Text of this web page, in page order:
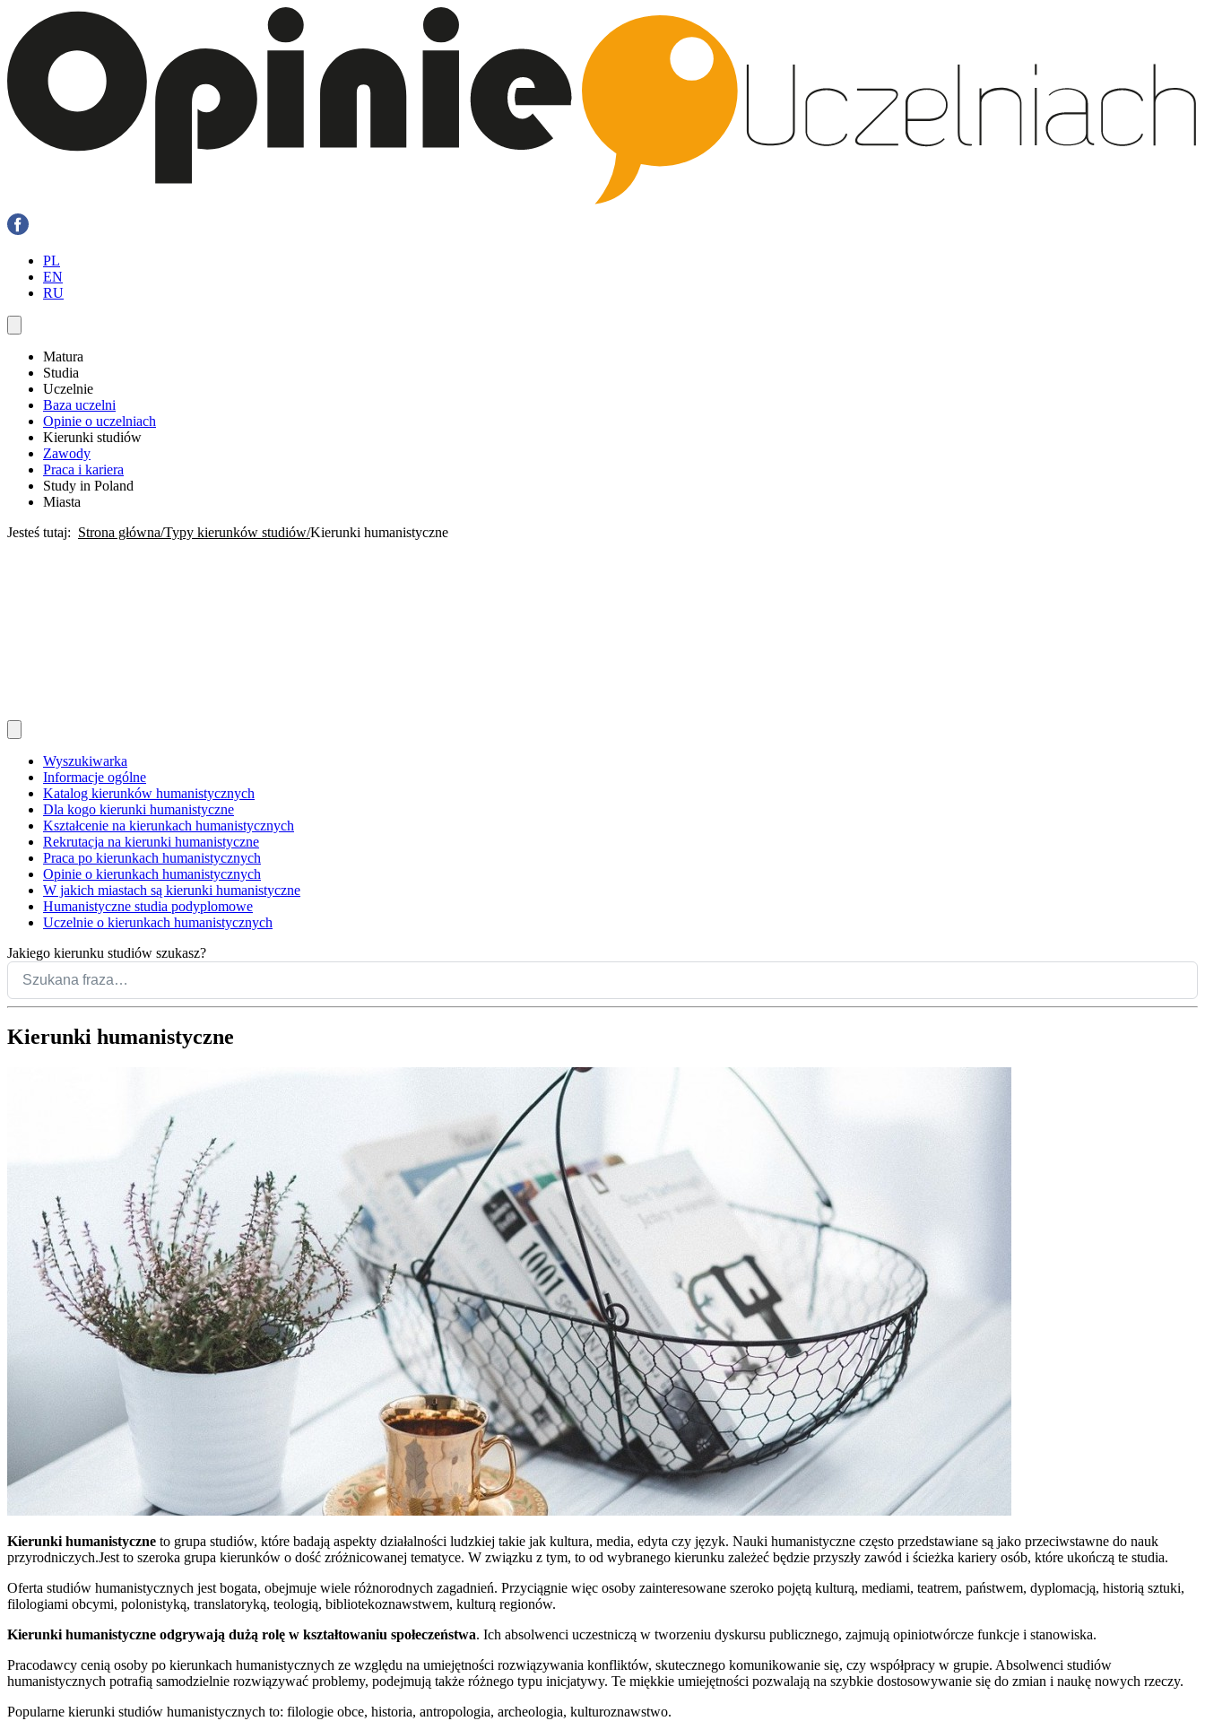
PL
EN
RU
Matura
Studia
Uczelnie
Baza uczelni
Opinie o uczelniach
Kierunki studiów
Zawody
Praca i kariera
Study in Poland
Miasta
Jesteś tutaj: Strona główna Typy kierunków studiów Kierunki humanistyczne
Wyszukiwarka
Informacje ogólne
Katalog kierunków humanistycznych
Dla kogo kierunki humanistyczne
Kształcenie na kierunkach humanistycznych
Rekrutacja na kierunki humanistyczne
Praca po kierunkach humanistycznych
Opinie o kierunkach humanistycznych
W jakich miastach są kierunki humanistyczne
Humanistyczne studia podyplomowe
Uczelnie o kierunkach humanistycznych
Jakiego kierunku studiów szukasz?
Kierunki humanistyczne
Kierunki humanistyczne to grupa studiów, które badają aspekty działalności ludzkiej takie jak kultura, media, edyta czy język. Nauki humanistyczne często przedstawiane są jako przeciwstawne do nauk
przyrodniczych.Jest to szeroka grupa kierunków o dość zróżnicowanej tematyce. W związku z tym, to od wybranego kierunku zależeć będzie przyszły zawód i ścieżka kariery osób, które ukończą te studia.
Oferta studiów humanistycznych jest bogata, obejmuje wiele różnorodnych zagadnień. Przyciągnie więc osoby zainteresowane szeroko pojętą kulturą, mediami, teatrem, państwem, dyplomacją, historią sztuki,
filologiami obcymi, polonistyką, translatoryką, teologią, bibliotekoznawstwem, kulturą regionów.
Kierunki humanistyczne odgrywają dużą rolę w kształtowaniu społeczeństwa. Ich absolwenci uczestniczą w tworzeniu dyskursu publicznego, zajmują opiniotwórcze funkcje i stanowiska.
Pracodawcy cenią osoby po kierunkach humanistycznych ze względu na umiejętności rozwiązywania konfliktów, skutecznego komunikowanie się, czy współpracy w grupie. Absolwenci studiów
humanistycznych potrafią samodzielnie rozwiązywać problemy, podejmują także różnego typu inicjatywy. Te miękkie umiejętności pozwalają na szybkie dostosowywanie się do zmian i naukę nowych rzeczy.
Popularne kierunki studiów humanistycznych to: filologie obce, historia, antropologia, archeologia, kulturoznawstwo.